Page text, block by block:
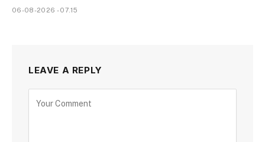
06-08-2026 - 07.15
LEAVE A REPLY